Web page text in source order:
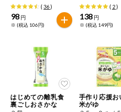
アプリのダウンロード
PC版サイトを表示
テキスト注文サイトを表示
お問い合わせ
コスメ＆ボデ
ィケア
衣料品
(36)
98 円
※ (税込 106円)
( 2)
138 円
※ (税込 149円)
はじめての離乳食
裏ごしおさかな
手作り応援お
米がゆ